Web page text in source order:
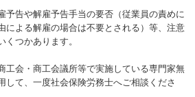
予告や解雇予告手当の要否（従業員の責めに
による解雇の場合は不要とされる）等、注意
くつかあります。
工会・商工会議所等で実施している専門家無
して、一度社会保険労務士へご相談くださ